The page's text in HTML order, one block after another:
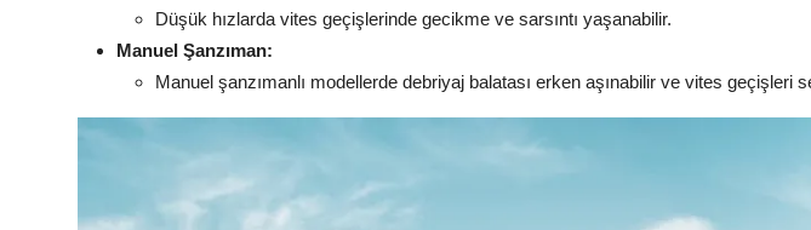
Düşük hızlarda vites geçişlerinde gecikme ve sarsıntı yaşanabilir.
Manuel Şanzıman:
Manuel şanzımanlı modellerde debriyaj balatası erken aşınabilir ve vites geçişleri